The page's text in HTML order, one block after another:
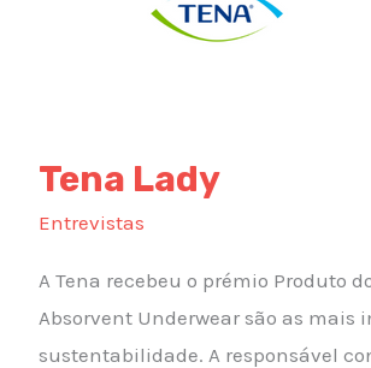
Tena Lady
Entrevistas
A Tena recebeu o prémio Produto
Absorvent Underwear são as
sustentabilidade. A responsável